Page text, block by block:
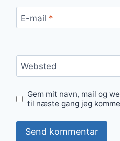
E-mail *
Websted
Gem mit navn, mail og
til næste gang jeg